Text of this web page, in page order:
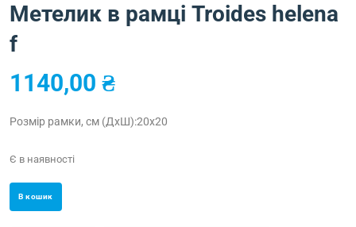
Метелик в рамці Troides helena
f
1140,00 ₴
Розмір рамки, см (ДхШ):20х20
Є в наявності
В кошик